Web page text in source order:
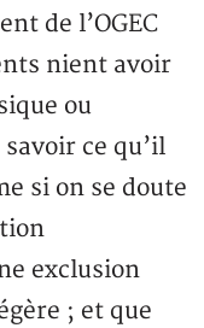
de l’OGEC
nient avoir
ou
ce qu’il
si on se doute
exclusion
; et que